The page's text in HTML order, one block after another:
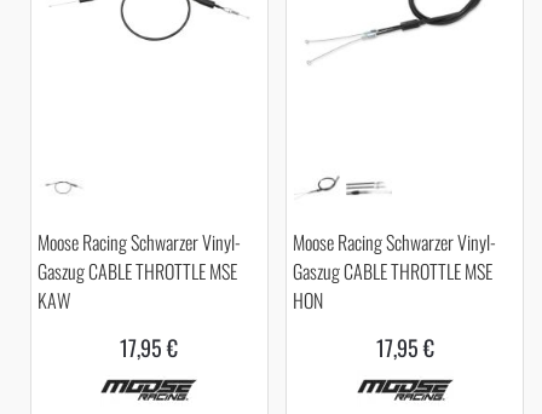
Moose Racing Schwarzer Vinyl-
Gaszug CABLE THROTTLE MSE
KAW
17,95 €
Moose Racing Schwarzer Vinyl-
Gaszug CABLE THROTTLE MSE
HON
17,95 €